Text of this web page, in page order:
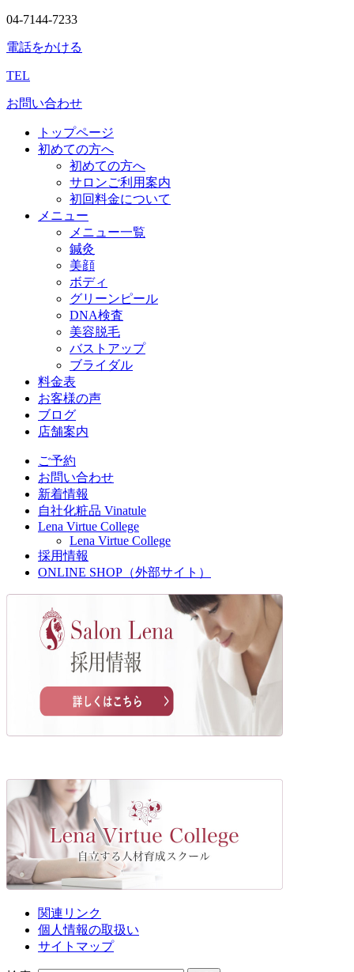
04-7144-7233
電話をかける
TEL
お問い合わせ
トップページ
初めての方へ
初めての方へ
サロンご利用案内
初回料金について
メニュー
メニュー一覧
鍼灸
美顔
ボディ
グリーンピール
DNA検査
美容脱毛
バストアップ
ブライダル
料金表
お客様の声
ブログ
店舗案内
ご予約
お問い合わせ
新着情報
自社化粧品 Vinatule
Lena Virtue College
Lena Virtue College
採用情報
ONLINE SHOP（外部サイト）
関連リンク
個人情報の取扱い
サイトマップ